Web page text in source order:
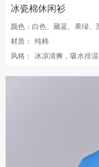
冰瓷棉休闲衫
颜色：白色、藏蓝、果绿
材质：
纯棉
风格：
冰凉清爽，吸水排湿